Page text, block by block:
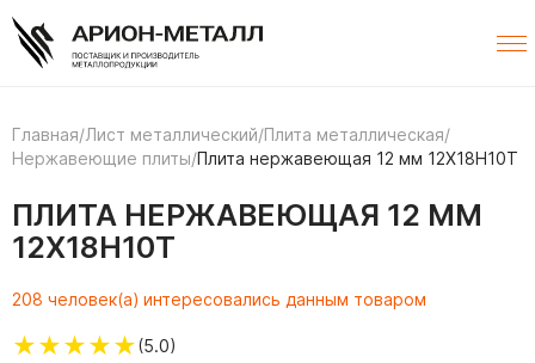
Главная/Лист металлический/Плита металлическая/
Нержавеющие плиты/Плита нержавеющая 12 мм 12Х18Н10Т
ПЛИТА НЕРЖАВЕЮЩАЯ 12 ММ
12Х18Н10Т
208 человек(а) интересовались данным товаром
★★★★★(5.0)